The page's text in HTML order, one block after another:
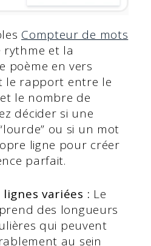
Compteur de mots
et la
poème en vers
le rapport entre le
le nombre de
décider si une
ou si un mot
ligne pour créer
parfait.
variées : Le
des longueurs
qui peuvent
au sein